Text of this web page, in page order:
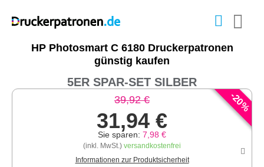
HP Photosmart C 6180 Druckerpatronen
günstig kaufen
5ER SPAR-SET SILBER
-
20
%
39,92 €
31,94 €
Sie sparen: 7,98 €
(inkl. MwSt.) versandkostenfrei
Informationen zur Produktsicherheit